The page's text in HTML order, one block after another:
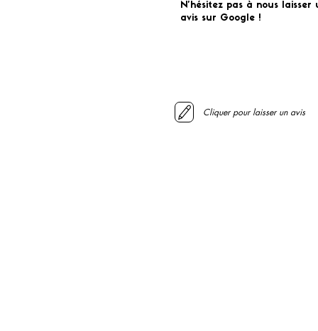
N'hésitez pas à nous laisser
avis sur Google !
Cliquer pour laisser un avis